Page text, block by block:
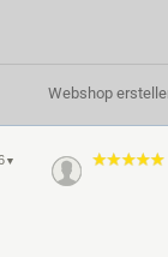
Webshop
▼